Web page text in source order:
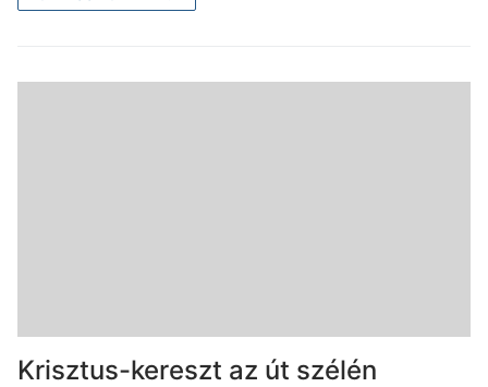
Krisztus-kereszt az út szélén